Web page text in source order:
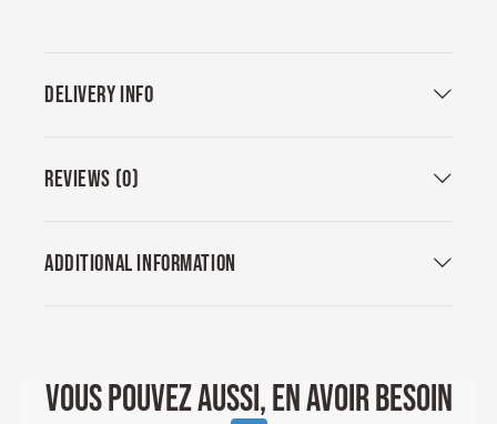
DELIVERY INFO
REVIEWS (0)
ADDITIONAL INFORMATION
VOUS POUVEZ AUSSI, EN AVOIR BESOIN